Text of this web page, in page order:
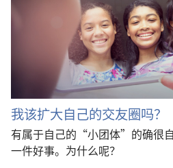
我该扩大自己的交友圈吗？
有属于自己的“小团体”的确很
一件好事。为什么呢？